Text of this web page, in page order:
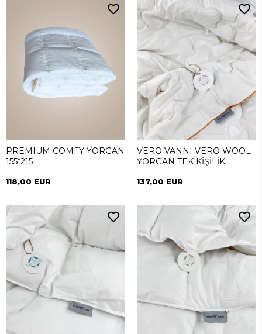
PREMIUM COMFY YORGAN
155*215
118,00 EUR
VERO VANNI VERO WOOL
YORGAN TEK KİŞİLİK
137,00 EUR